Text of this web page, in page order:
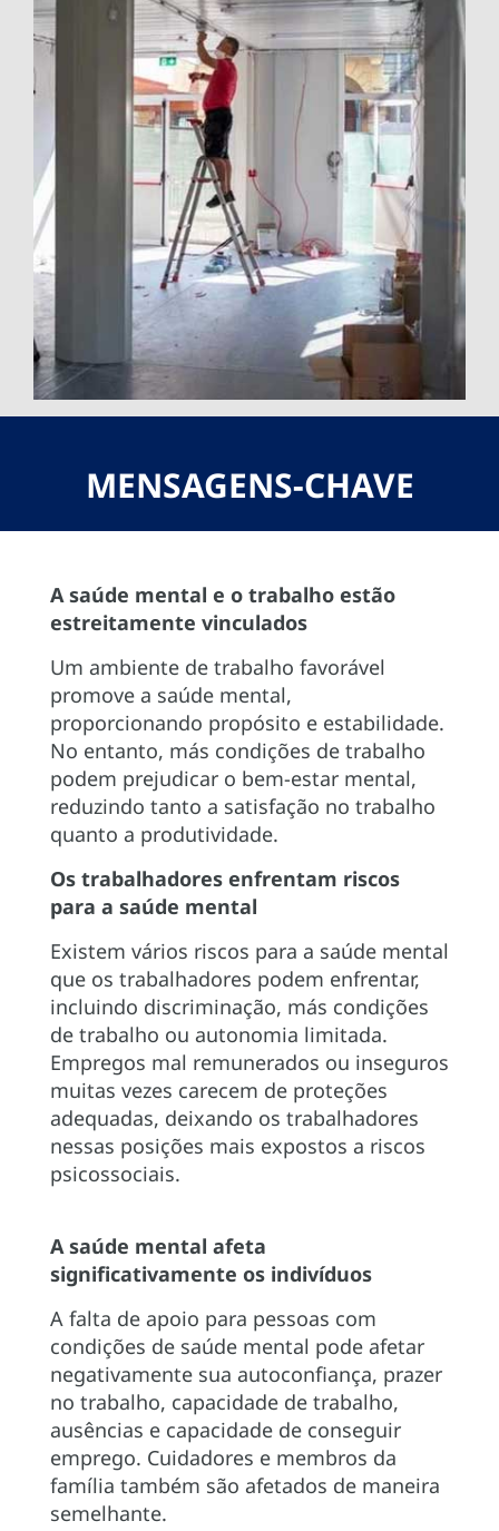
MENSAGENS-CHAVE
A saúde mental e o trabalho estão
estreitamente vinculados
Um ambiente de trabalho favorável
promove a saúde mental,
proporcionando propósito e estabilidade.
No entanto, más condições de trabalho
podem prejudicar o bem-estar mental,
reduzindo tanto a satisfação no trabalho
quanto a produtividade.
Os trabalhadores enfrentam riscos
para a saúde mental
Existem vários riscos para a saúde mental
que os trabalhadores podem enfrentar,
incluindo discriminação, más condições
de trabalho ou autonomia limitada.
Empregos mal remunerados ou inseguros
muitas vezes carecem de proteções
adequadas, deixando os trabalhadores
nessas posições mais expostos a riscos
psicossociais.
A saúde mental afeta
significativamente os indivíduos
A falta de apoio para pessoas com
condições de saúde mental pode afetar
negativamente sua autoconfiança, prazer
no trabalho, capacidade de trabalho,
ausências e capacidade de conseguir
emprego. Cuidadores e membros da
família também são afetados de maneira
semelhante.